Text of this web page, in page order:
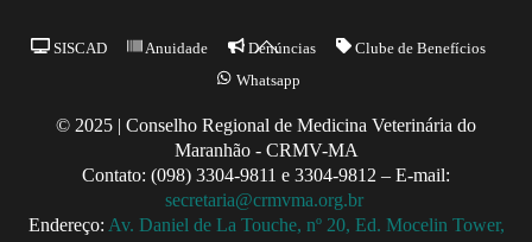
Back
To
SISCAD Anuidade Denúncias
Clube de Benefícios
Whatsapp
© 2025 | Conselho Regional de Medicina Veterinária do
Maranhão - CRMV-MA
Contato: (098) 3304-9811 e 3304-9812 – E-mail:
secretaria@crmvma.org.br
Endereço: Av. Daniel de La Touche, nº 20, Ed. Mocelin Tower,